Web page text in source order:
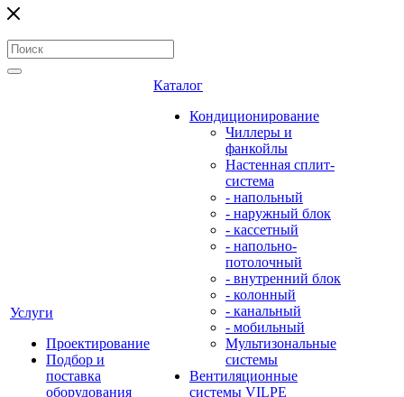
Услуги
Проектирование
Подбор и
поставка
оборудования
Каталог
Кондиционирование
Чиллеры и
фанкойлы
Настенная сплит-
система
- напольный
- наружный блок
- кассетный
- напольно-
потолочный
- внутренний блок
- колонный
- канальный
- мобильный
Мультизональные
системы
Вентиляционные
системы VILPE